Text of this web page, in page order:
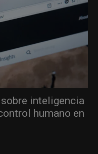
inteligencia
humano en